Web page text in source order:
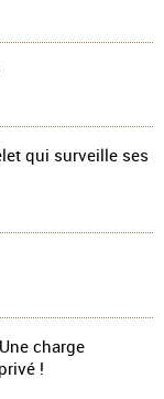
qui surveille ses
charge
!